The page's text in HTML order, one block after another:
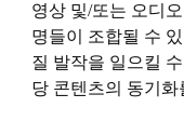
영상 및/또는 오디
명들이 조합될 수
질 발작을 일으킬
당 콘텐츠의 동기